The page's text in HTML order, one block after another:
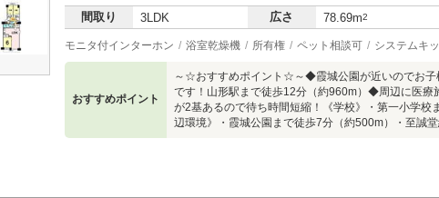
間取り 3LDK 広さ 78.69m2
モニタ付インターホン 浴室乾燥機 所有権 ペット相談可 システムキ
おすすめポイント
～☆おすすめポイント☆～◆霞城公園が近いのでお子
です！山形駅まで徒歩12分（約960m）◆周辺に医
が2基あるので待ち時間短縮！《学校》・第一小学
辺環境》・霞城公園まで徒歩7分（約500m）・至誠